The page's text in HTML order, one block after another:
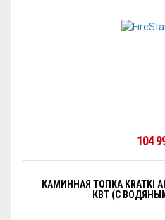
104
КАМИННАЯ ТОПКА KRATKI
КВТ (С